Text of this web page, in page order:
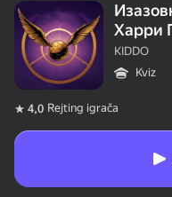
Харри
KIDDO
Kviz
4,0 Rejting igrača